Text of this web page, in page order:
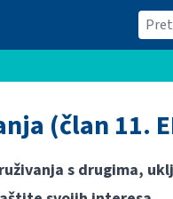
Traži
(član 11.
s drugima,